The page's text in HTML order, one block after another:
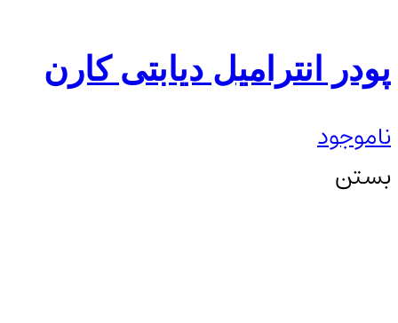
پودر انترامیل دیابتی کارن
ناموجود
بستن